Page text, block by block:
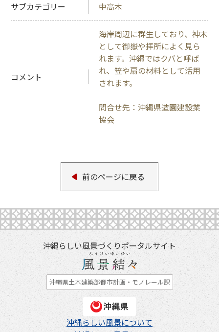
サブカテゴリー 中高木
コメント
海岸周辺に群生しており、神木
として御嶽や拝所によく見ら
れます。沖縄ではクバと呼ば
れ、笠や扇の材料として活用
されます。
問合せ先：沖縄県造園建設業
協会
前のページに戻る
沖縄らしい風景づくりポータルサイト
沖縄県土木建築部都市計画・モノレール課
沖縄らしい風景について